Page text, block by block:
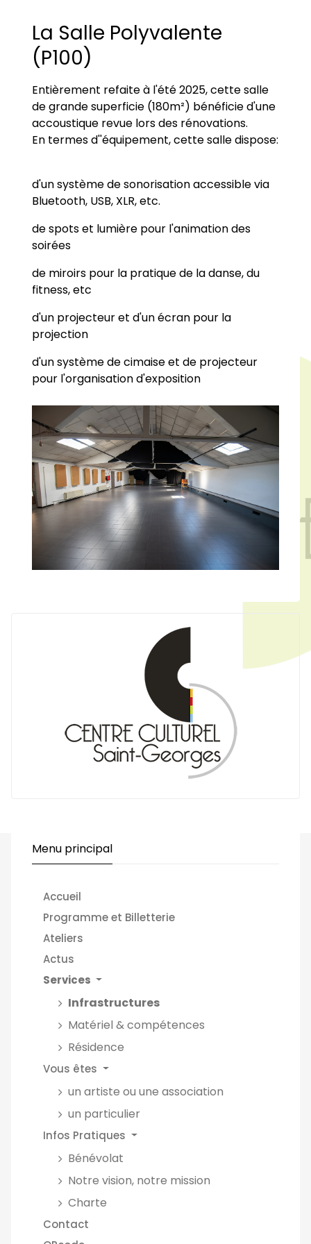
La Salle Polyvalente
(P100)
Entièrement refaite à l'été 2025, cette salle
de grande superficie (180m²) bénéficie d'une
accoustique revue lors des rénovations.
En termes d''équipement, cette salle dispose:
d'un système de sonorisation accessible via
Bluetooth, USB, XLR, etc.
de spots et lumière pour l'animation des
soirées
de miroirs pour la pratique de la danse, du
fitness, etc
d'un projecteur et d'un écran pour la
projection
d'un système de cimaise et de projecteur
pour l'organisation d'exposition
Menu principal
Accueil
Programme et Billetterie
Ateliers
Actus
Services
Infrastructures
Matériel & compétences
Résidence
Vous êtes
un artiste ou une association
un particulier
Infos Pratiques
Bénévolat
Notre vision, notre mission
Charte
Contact